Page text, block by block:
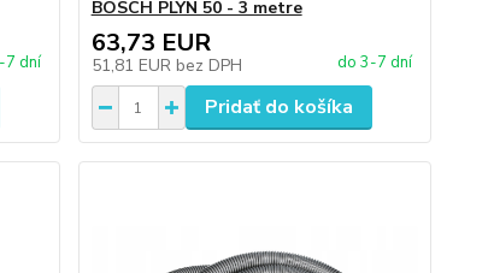
7 dní
BOSCH PLYN 50 - 3 metre
63,73 EUR
51,81 EUR bez DPH do 3-7 dní
Pridať do košíka